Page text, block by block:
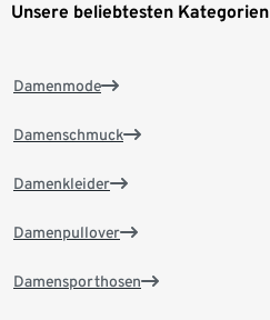
Unsere beliebtesten Kategorien
Damenmode
Damenschmuck
Damenkleider
Damenpullover
Damensporthosen